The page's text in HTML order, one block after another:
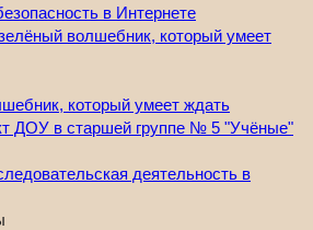
волшебник, который умеет
ДОУ в старшей группе № 5 "Учёные"